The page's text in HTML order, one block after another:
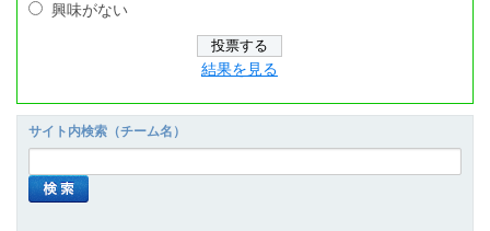
興味がない
結果を見る
サイト内検索（チーム名）